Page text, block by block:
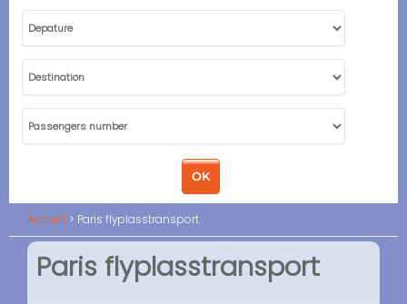
Accueil Paris flyplasstransport
Paris flyplasstransport